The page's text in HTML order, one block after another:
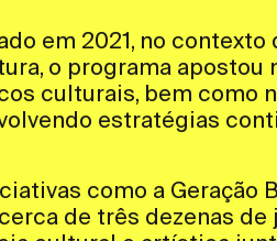
em 2021, no contexto
o programa apostou
culturais, bem como
estratégias
como a Geração
de três dezenas de